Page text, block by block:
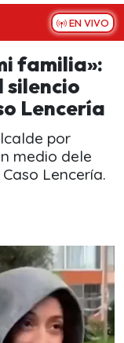
EN VIVO
familia»:
silencio
Lencería
por
medio dele
Lencería.